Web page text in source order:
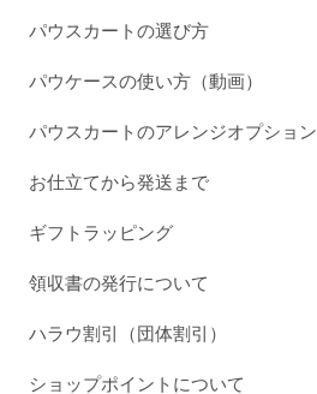
パウスカートの選び方
パウケースの使い方（動画）
パウスカートのアレンジオプション
お仕立てから発送まで
ギフトラッピング
領収書の発行について
ハラウ割引（団体割引）
ショップポイントについて